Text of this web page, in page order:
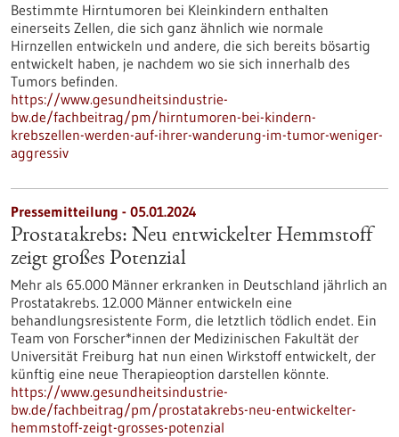
Bestimmte Hirntumoren bei Kleinkindern enthalten
einerseits Zellen, die sich ganz ähnlich wie normale
Hirnzellen entwickeln und andere, die sich bereits bösartig
entwickelt haben, je nachdem wo sie sich innerhalb des
Tumors befinden.
https://www.gesundheitsindustrie-
bw.de/fachbeitrag/pm/hirntumoren-bei-kindern-
krebszellen-werden-auf-ihrer-wanderung-im-tumor-weniger-
aggressiv
Pressemitteilung - 05.01.2024
Prostatakrebs: Neu entwickelter Hemmstoff
zeigt großes Potenzial
Mehr als 65.000 Männer erkranken in Deutschland jährlich an
Prostatakrebs. 12.000 Männer entwickeln eine
behandlungsresistente Form, die letztlich tödlich endet. Ein
Team von Forscher*innen der Medizinischen Fakultät der
Universität Freiburg hat nun einen Wirkstoff entwickelt, der
künftig eine neue Therapieoption darstellen könnte.
https://www.gesundheitsindustrie-
bw.de/fachbeitrag/pm/prostatakrebs-neu-entwickelter-
hemmstoff-zeigt-grosses-potenzial